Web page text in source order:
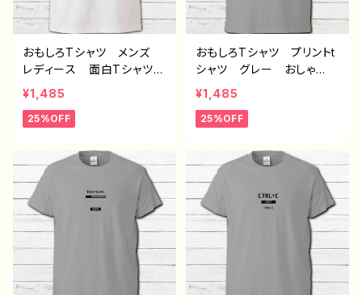
おもしろTシャツ メンズ
レディース 面白Tシャツ
かわいい かっこいい お
しゃれ 動物 イラスト
おおかみ 狼 オオカミ
イラストレーター クリエイ
ター 絵師 オリジナル
デザイン グッズ プリント
白Tシャツ PBブランド
半袖 デザイン コラボ
¥1,485
25%OFF
おもしろTシャツ プリントt
シャツ グレー おしゃ
れ メンズ レディース
面白Tシャツ イラスト 個
性的 おすすめ 面白い
レーター 絵師 クリエイ
ター オリジナル デザイ
ン グッズ 半袖シャツ ノ
ンブランド デザイン コラ
ボ ネタTシャツ タイト
7 H-7
¥1,485
25%OFF